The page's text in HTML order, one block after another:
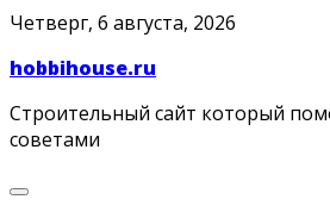
Skip
content
Четверг, 6 августа, 2026
hobbihouse.ru
Строительный сайт который
советами